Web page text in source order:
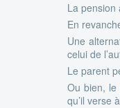
La pension
En
Une
celui de
Le parent
Ou bien, le
qu’il verse